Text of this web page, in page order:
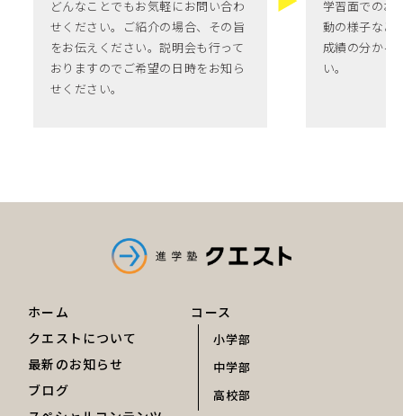
どんなことでもお気軽にお問い合わ
せください。ご紹介の場合、その旨
をお伝えください。説明会も行って
おりますのでご希望の日時をお知ら
せください。
学習面でのお
動の様子など
成績の分かる
い。
ホーム
クエストについて
最新のお知らせ
ブログ
コース
小学部
中学部
高校部